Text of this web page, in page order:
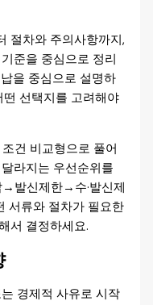
절차와 주의사항까지,
준을 중심으로 정리
을 중심으로 설명하
선택지를 고려해야
조건 비교형으로 풀어
라지는 우선순위를
→발신제한→수·발신제
서류와 절차가 필요한
서 결정하세요.
경제적 사유로 시작